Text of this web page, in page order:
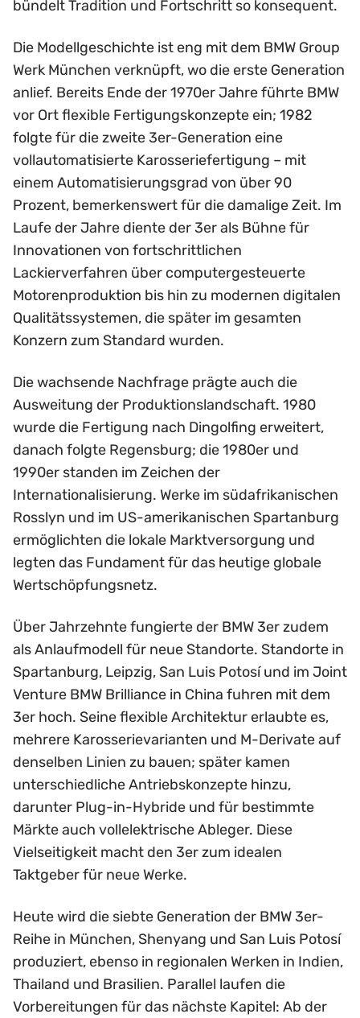
bündelt Tradition und Fortschritt so konsequent.
Die Modellgeschichte ist eng mit dem BMW Group
Werk München verknüpft, wo die erste Generation
anlief. Bereits Ende der 1970er Jahre führte BMW
vor Ort flexible Fertigungskonzepte ein; 1982
folgte für die zweite 3er-Generation eine
vollautomatisierte Karosseriefertigung – mit
einem Automatisierungsgrad von über 90
Prozent, bemerkenswert für die damalige Zeit. Im
Laufe der Jahre diente der 3er als Bühne für
Innovationen von fortschrittlichen
Lackierverfahren über computergesteuerte
Motorenproduktion bis hin zu modernen digitalen
Qualitätssystemen, die später im gesamten
Konzern zum Standard wurden.
Die wachsende Nachfrage prägte auch die
Ausweitung der Produktionslandschaft. 1980
wurde die Fertigung nach Dingolfing erweitert,
danach folgte Regensburg; die 1980er und
1990er standen im Zeichen der
Internationalisierung. Werke im südafrikanischen
Rosslyn und im US-amerikanischen Spartanburg
ermöglichten die lokale Marktversorgung und
legten das Fundament für das heutige globale
Wertschöpfungsnetz.
Über Jahrzehnte fungierte der BMW 3er zudem
als Anlaufmodell für neue Standorte. Standorte in
Spartanburg, Leipzig, San Luis Potosí und im Joint
Venture BMW Brilliance in China fuhren mit dem
3er hoch. Seine flexible Architektur erlaubte es,
mehrere Karosserievarianten und M-Derivate auf
denselben Linien zu bauen; später kamen
unterschiedliche Antriebskonzepte hinzu,
darunter Plug-in-Hybride und für bestimmte
Märkte auch vollelektrische Ableger. Diese
Vielseitigkeit macht den 3er zum idealen
Taktgeber für neue Werke.
Heute wird die siebte Generation der BMW 3er-
Reihe in München, Shenyang und San Luis Potosí
produziert, ebenso in regionalen Werken in Indien,
Thailand und Brasilien. Parallel laufen die
Vorbereitungen für das nächste Kapitel: Ab der